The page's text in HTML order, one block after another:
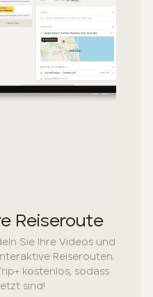
Reiseroute
Sie Ihre Videos und
Reiserouten.
kostenlos, sodass
sind!